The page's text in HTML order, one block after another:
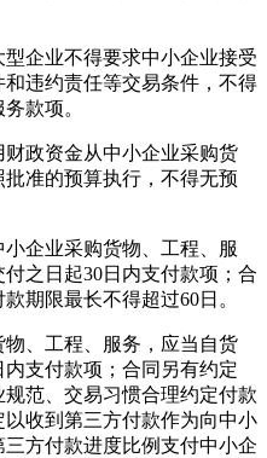
企业不得要求中小企业接受
违约责任等交易条件，不得
款项。
政资金从中小企业采购货
准的预算执行，不得无预
企业采购货物、工程、服
之日起30日内支付款项；合
期限最长不得超过60日。
、工程、服务，应当自货
支付款项；合同另有约定
范、交易习惯合理约定付款
收到第三方付款作为向中小
方付款进度比例支付中小企